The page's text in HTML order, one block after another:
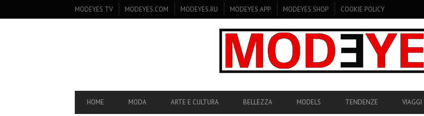
SECONDARY
NAVIGATION
MODEYES TV MODEYES.COM MODEYES.RU MODEYES APP MODEYES SHOP COOKIE POLICY
PRIMARY
NAVIGATION
HOME MODA ARTE E CULTURA BELLEZZA MODELS TENDENZE VIAGGI